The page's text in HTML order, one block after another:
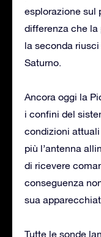
esplorazione sul
differenza che la
la seconda
Saturno.
Ancora oggi la
i confini del
condizioni
più l’antenna
di ricevere
conseguenza
sua
Tutte le sonde